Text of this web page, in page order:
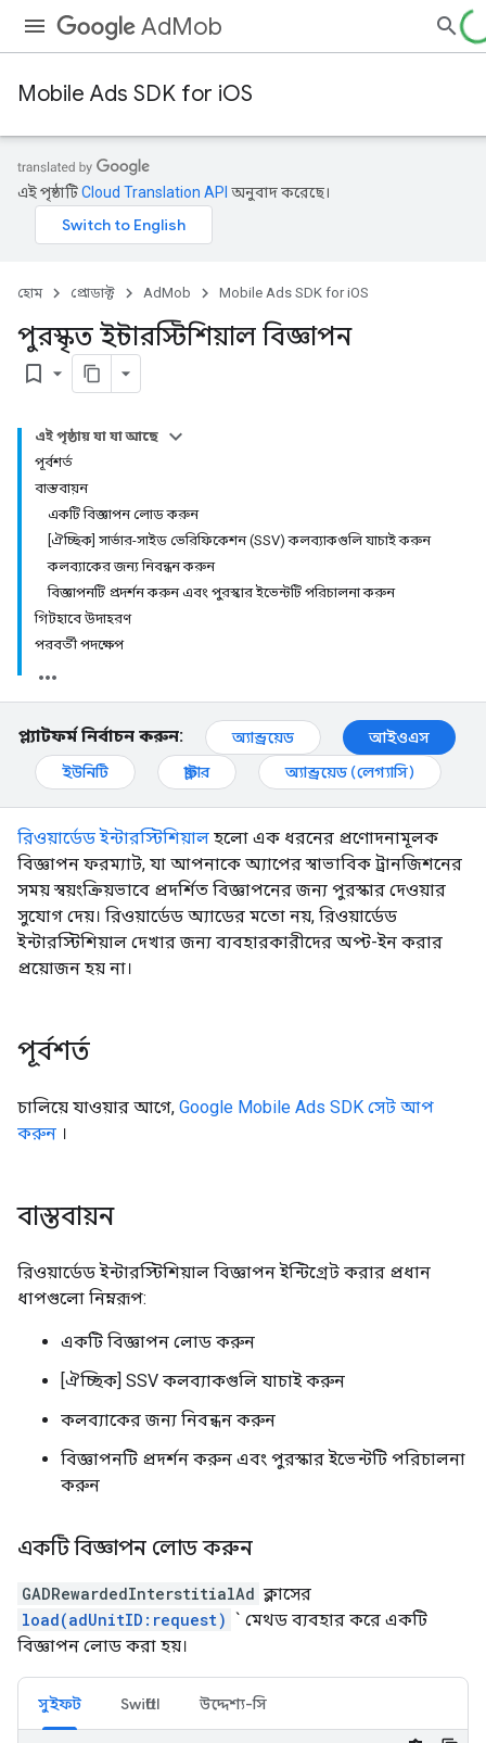
AdMob
Mobile Ads SDK for iOS
এই পৃষ্ঠাটিCloud Translation API অনুবাদ করেছে।
হোম প্রোডাক্ট AdMob Mobile Ads SDK for iOS
পুরস্কৃত ইন্টারস্টিশিয়াল বিজ্ঞাপন
bookmark_border
এই পৃষ্ঠায় যা যা আছে
পূর্বশর্ত
বাস্তবায়ন
একটি বিজ্ঞাপন লোড করুন
[ঐচ্ছিক] সার্ভার-সাইড ভেরিফিকেশন (SSV) কলব্যাকগুলি যাচাই করুন
কলব্যাকের জন্য নিবন্ধন করুন
বিজ্ঞাপনটি প্রদর্শন করুন এবং পুরস্কার ইভেন্টটি পরিচালনা করুন
গিটহাবে উদাহরণ
পরবর্তী পদক্ষেপ
প্ল্যাটফর্ম নির্বাচন করুন: অ্যান্ড্রয়েড
আইওএস
ইউনিটি
ফ্লাটার অ্যান্ড্রয়েড (লেগ্যাসি)
রিওয়ার্ডেড ইন্টারস্টিশিয়াল হলো এক ধরনের প্রণোদনামূলক
বিজ্ঞাপন ফরম্যাট, যা আপনাকে অ্যাপের স্বাভাবিক ট্রানজিশনের
সময় স্বয়ংক্রিয়ভাবে প্রদর্শিত বিজ্ঞাপনের জন্য পুরস্কার দেওয়ার
সুযোগ দেয়। রিওয়ার্ডেড অ্যাডের মতো নয়, রিওয়ার্ডেড
ইন্টারস্টিশিয়াল দেখার জন্য ব্যবহারকারীদের অপ্ট-ইন করার
প্রয়োজন হয় না।
পূর্বশর্ত
চালিয়ে যাওয়ার আগে, Google Mobile Ads SDK সেট আপ
করুন ।
বাস্তবায়ন
রিওয়ার্ডেড ইন্টারস্টিশিয়াল বিজ্ঞাপন ইন্টিগ্রেট করার প্রধান
ধাপগুলো নিম্নরূপ:
একটি বিজ্ঞাপন লোড করুন
[ঐচ্ছিক] SSV কলব্যাকগুলি যাচাই করুন
কলব্যাকের জন্য নিবন্ধন করুন
বিজ্ঞাপনটি প্রদর্শন করুন এবং পুরস্কার ইভেন্টটি পরিচালনা
করুন
একটি বিজ্ঞাপন লোড করুন
GADRewardedInterstitialAd ক্লাসের
load(adUnitID:request) ` মেথড ব্যবহার করে একটি
বিজ্ঞাপন লোড করা হয়।
সুইফট SwiftUI উদ্দেশ্য-সি